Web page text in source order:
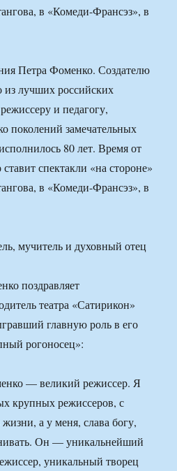
в «Комеди-Франсэз», в
Петра Фоменко. Создателю
из лучших российских
и педагогу,
поколений замечательных
80 лет. Время от
спектакли «на стороне»
в «Комеди-Франсэз», в
поздравляет
театра «Сатирикон»
главную роль в его
рогоносец»:
— великий режиссер. Я
крупных режиссеров, с
а у меня, слава богу,
Он — уникальнейший
уникальный творец